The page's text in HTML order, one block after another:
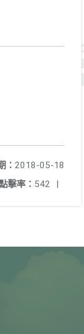
： 2018-05-18
擊率： 542 |